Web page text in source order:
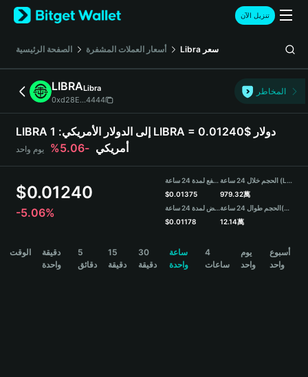
English
日本語
Русский
Español (Latinoamérica)
Türkçe
Deutsch
简体中文
Português (Portugal)
Bahasa Indonesia
বাংলা
تنزيل الآن
الصفحة الرئيسية أسعار العملات المشفرة Libra سعر
LIBRALibra
0xd28E...4444
المخاطر
LIBRA إلى الدولار الأمريكي: 1 LIBRA = 0.01240$ دولار
أمريكي -5.06% يوم واحد
$0.01240
-5.06%
مرتفع لمدة 24 ساعة
$0.01375
منخفض لمدة 24 ساعة
$0.01178
الحجم خلال 24 ساعة (LIBRA)
979.32萬
الحجم طوال 24 ساعة(USDT)
12.14萬
الوقت
دقيقة
واحدة
5
دقائق
15
دقيقة
30
دقيقة
ساعة
واحدة
4
ساعات
يوم
واحد
أسبوع
واحد